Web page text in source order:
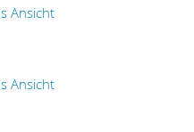
Ansicht
Ansicht